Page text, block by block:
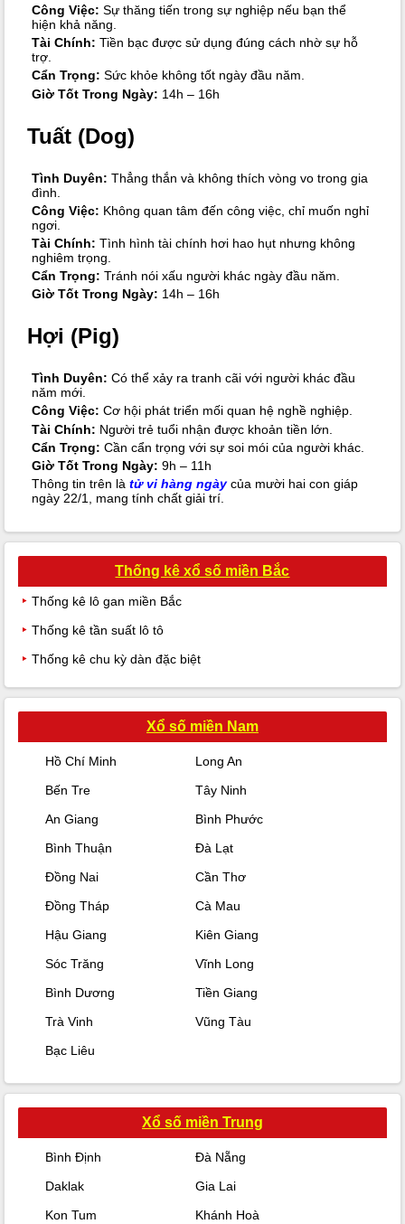
Công Việc: Sự thăng tiến trong sự nghiệp nếu bạn thể
hiện khả năng.
Tài Chính: Tiền bạc được sử dụng đúng cách nhờ sự hỗ
trợ.
Cẩn Trọng: Sức khỏe không tốt ngày đầu năm.
Giờ Tốt Trong Ngày: 14h – 16h
Tuất (Dog)
Tình Duyên: Thẳng thắn và không thích vòng vo trong gia
đình.
Công Việc: Không quan tâm đến công việc, chỉ muốn nghỉ
ngơi.
Tài Chính: Tình hình tài chính hơi hao hụt nhưng không
nghiêm trọng.
Cẩn Trọng: Tránh nói xấu người khác ngày đầu năm.
Giờ Tốt Trong Ngày: 14h – 16h
Hợi (Pig)
Tình Duyên: Có thể xảy ra tranh cãi với người khác đầu
năm mới.
Công Việc: Cơ hội phát triển mối quan hệ nghề nghiệp.
Tài Chính: Người trẻ tuổi nhận được khoản tiền lớn.
Cẩn Trọng: Cần cẩn trọng với sự soi mói của người khác.
Giờ Tốt Trong Ngày: 9h – 11h
Thông tin trên là tử vi hàng ngàycủa mười hai con giáp
ngày 22/1, mang tính chất giải trí.
Thống kê xổ số miền Bắc
Thống kê lô gan miền Bắc
Thống kê tần suất lô tô
Thống kê chu kỳ dàn đặc biệt
Xổ số miền Nam
Hồ Chí Minh
Long An
Bến Tre
Tây Ninh
An Giang
Bình Phước
Bình Thuận
Đà Lạt
Đồng Nai
Cần Thơ
Đồng Tháp
Cà Mau
Hậu Giang
Kiên Giang
Sóc Trăng
Vĩnh Long
Bình Dương
Tiền Giang
Trà Vinh
Vũng Tàu
Bạc Liêu
Xổ số miền Trung
Bình Định
Đà Nẵng
Daklak
Gia Lai
Kon Tum
Khánh Hoà